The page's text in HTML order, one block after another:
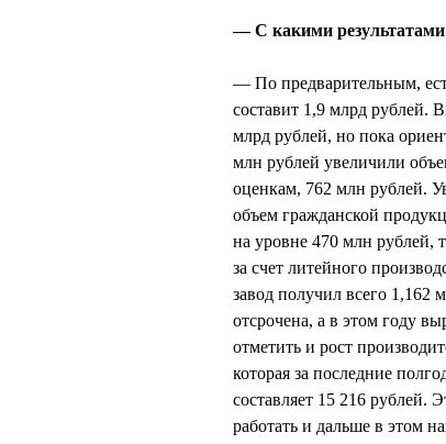
— С какими
— По предварительным,
составит 1,9 млрд рублей.
млрд рублей, но пока
млн рублей увеличили
оценкам, 762 млн рублей.
объем гражданской
на уровне 470 млн рублей,
за счет литейного
завод получил всего 1,162
отсрочена, а в этом году
отметить и рост
которая за последние
составляет 15 216 рублей.
работать и дальше в этом